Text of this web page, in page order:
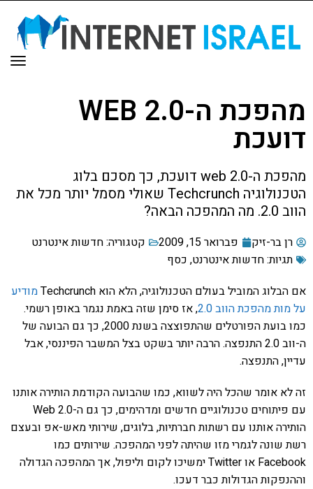
מהפכת ה-WEB 2.0
דועכת
מהפכת ה-web 2.0 דועכת, כך מסכם בלוג
הטכנולוגיה Techcrunch שאולי מסמל יותר מכל את
הווב 2.0. מה המהפכה הבאה?
רן בר-זיק פברואר 15, 2009 קטגוריה:חדשות אינטרנט
תגיות:חדשות אינטרנט, כסף
אם הבלוג המוביל בעולם הטכנולוגיה, הלא הוא Techcrunch
מודיע
על מות מהפכת הווב 2.0
, אז סימן שזה באמת נגמר באופן רשמי.
כמו בועת הפורטלים שהתפוצצה בשנת 2000, כך גם הבועה של
ה-ווב 2.0 התנפצה. הרבה יותר בשקט בצל המשבר הפיננסי, אבל
עדיין, התנפצה.
זה לא אומר שהכל היה לשווא, כמו שהבועה הקודמת הותירה אותנו
עם פיתוחים טכנולוגיים חדשים ומדהימים, כך גם ה-Web 2.0
הותירה אותנו עם רשתות חברתיות, בלוגים, שירותי מאש-אפ ובעצם
רשת שונה לגמרי מזו שהיתה לפני המהפכה. שירותים כמו
Facebook או Twitter ימשיכו לקום וליפול, אך המהפכה הגדולה
וההנפקות הגדולות כבר דעכו.